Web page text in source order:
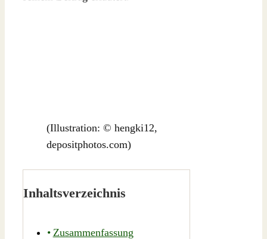
(Illustration: © hengki12,
depositphotos.com)
Inhaltsverzeichnis
Zusammenfassung